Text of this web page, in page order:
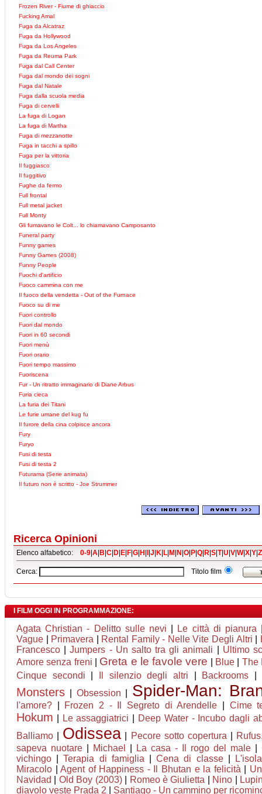
Frozen River - Fiume di ghiaccio
Fucking Amal
Fuga da Alcatraz
Fuga da Hollywood
Fuga da Los Angeles
Fuga da Reuma Park
Fuga dal Call Center
Fuga dal mondo dei sogni
Fuga dal Natale
Fuga dalla scuola media
Fuga di cervelli
La fuga di Logan
La fuga di Martha
Fuga di mezzanotte
Fuga in tacchi a spillo
Fuga per la vittoria
Il fuggiasco
Il fuggitivo
Fughe da fermo
Full frontal
Full metal jacket
Full Monty
Gli fumavano le Colt... lo chiamavano Camposanto
Funeral party
Funny games
Funny Games (2008)
Funny People
Fuochi d'artificio
Fuoco cammina con me
Il fuoco della vendetta - Out of the Furnace
Fuoco su di me
Fuori controllo
Fuori dal mondo
Fuori in 60 secondi
Fuori menù
Fuori orario
Fuori tempo massimo
Fuoriscena
Fur - Un ritratto immaginario di Diane Arbus
Furia cieca
La furia dei Titani
Le furie umane del kug fu
Il furore della cina colpisce ancora
Fury
Furyo
Fusi di testa
Fusi di testa 2
Futurama (Serie animata)
Il futuro non è scritto - Joe Strummer
Ricerca Opinioni
Elenco alfabetico: 0-9 A B C D E F G H J K L M N O P Q R S T|U V W|X Y Z
Cerca: Titolo film
I FILM OGGI IN PROGRAMMAZIONE:
Agata Christian - Delitto sulle nevi Le città di pianura
Vague
Primavera Rental Family - Nelle Vite Degli Altri
Francesco |Jumpers - Un salto tra gli animali
Ultimo
Amore senza freni
Greta e le favole vere Blue
The
Cinque secondi
Il silenzio degli altri Backrooms
Monsters Obsession Spider-Man:
l'amore? Frozen 2 - Il Segreto di Arendelle Cime
Hokum Le assaggiatrici
Deep Water - Incubo dagli
Balliamo
Odissea Pecore sotto copertura
sapeva nuotare
Michael La casa - Il rogo del male
vichingo |Terapia di famiglia |Cena di classe|
Miracolo |Agent of Happiness - Il Bhutan e la felicità
Navidad
Old Boy (2003)| Romeo è Giulietta Nino
diavolo veste Prada 2
Santiago - Un cammino per